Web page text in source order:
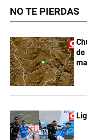
NO TE PIERDAS
de